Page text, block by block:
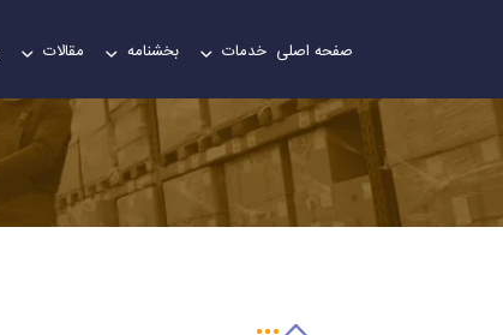
صفحه اصلی خدمات بخشنامه مقالات